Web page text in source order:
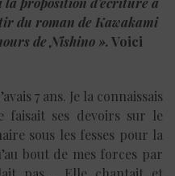
du roman de Kawakami
de Nishino ».Voici
7 ans. Je la connaissais
faisait ses devoirs sur le
sous les fesses pour la
bout de mes forces par